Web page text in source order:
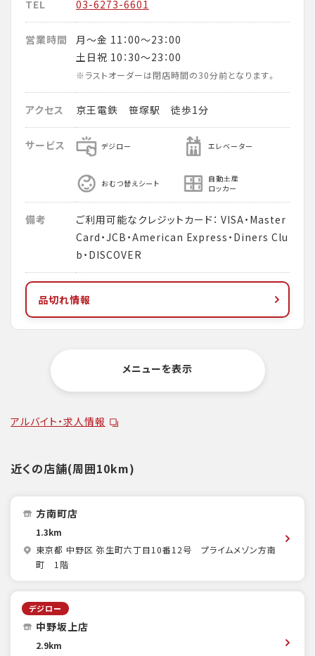
TEL 03-6273-6601
営業時間
月～金 11：00～23：00
土日祝 10：30～23：00
※ラストオーダーは閉店時間の30分前となります。
アクセス 京王電鉄 笹塚駅 徒歩1分
サービス デジロー エレベーター
おむつ替えシート
自動土産
ロッカー
備考
ご利用可能なクレジットカード： VISA・Master
Card・JCB・American Express・Diners Clu
b・DISCOVER
品切れ情報
メニューを表示
アルバイト・求人情報
近くの店舗(周囲10km)
方南町店
1.3km
東京都 中野区 弥生町六丁目10番12号 プライムメゾン方南
町 1階
デジロー
中野坂上店
2.9km